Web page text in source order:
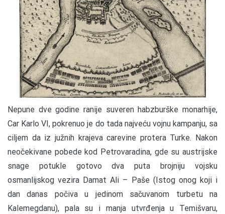
Nepune dve godine ranije suveren habzburške monarhije,
Car Karlo VI, pokrenuo je do tada najveću vojnu kampanju, sa
ciljem da iz južnih krajeva carevine protera Turke. Nakon
neočekivane pobede kod Petrovaradina, gde su austrijske
snage potukle gotovo dva puta brojniju vojsku
osmanlijskog vezira Damat Ali – Paše (Istog onog koji i
dan danas počiva u jedinom sačuvanom turbetu na
Kalemegdanu), pala su i manja utvrđenja u Temišvaru,